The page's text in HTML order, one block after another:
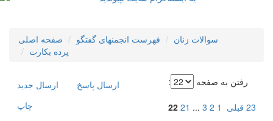
صفحه اصلی فهرست انجمنهای گفتگو
سوالات زنان
پرده بکارت
ارسال جديد
ارسال پاسخ
چاپ
رفتن به صفحه :
قبلی 1
2
3
...
21
22 23